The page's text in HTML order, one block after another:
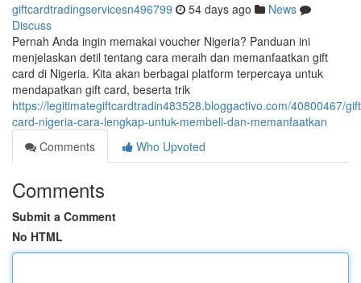
giftcardtradingservicesn496799 54 days ago
News
Discuss
Pernah Anda ingin memakai voucher Nigeria? Panduan ini
menjelaskan detil tentang cara meraih dan memanfaatkan gift
card di Nigeria. Kita akan berbagai platform terpercaya untuk
mendapatkan gift card, beserta trik
https://legitimategiftcardtradin483528.bloggactivo.com/40800467/
card-nigeria-cara-lengkap-untuk-membeli-dan-memanfaatkan
Comments
Who Upvoted
Comments
Submit a Comment
No HTML